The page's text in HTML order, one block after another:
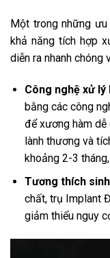
Một trong những
khả năng tích hợp
diễn ra nhanh chóng
Công nghệ xử lý
bằng các công
để xương hàm dễ
lành thương và
khoảng 2-3
Tương thích
chất, trụ Implant
giảm thiểu nguy